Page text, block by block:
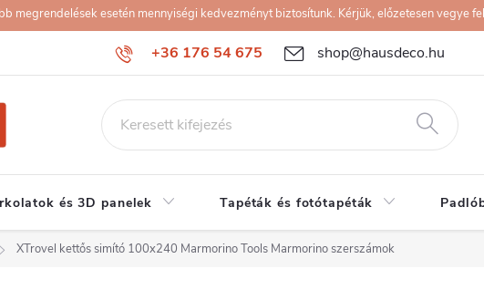
megrendelések esetén mennyiségi kedvezményt biztosítunk. Kérjük, előzetesen vegye
+36 176 54 675 shop@hausdeco.hu
és 3D panelek Tapéták és fotótapéták
XTrovel kettős simító 100x240 Marmorino Tools Marmorino szerszámok